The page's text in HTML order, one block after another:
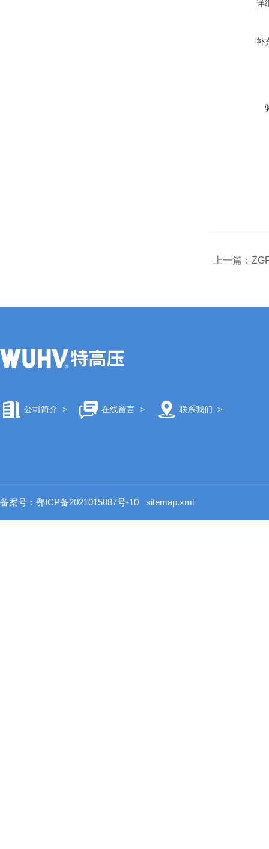
详
补
上一篇：
公司简介 > 在线留言> 联系我们 >
备案号：鄂ICP备2021015087号-10 sitemap.xml